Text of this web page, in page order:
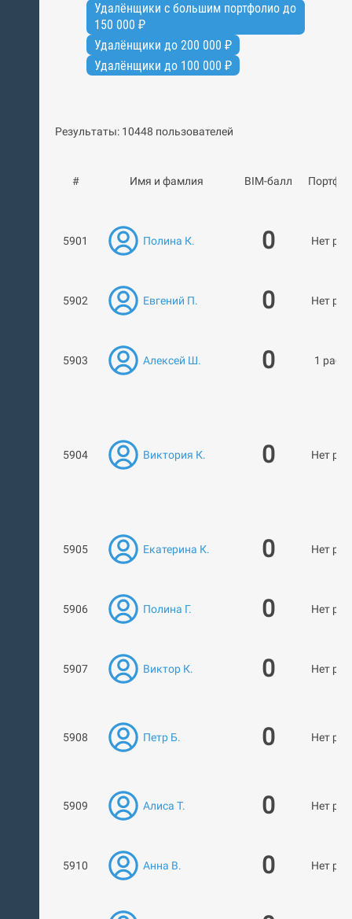
Удалёнщики с большим портфолио до
150 000 ₽
Удалёнщики до 200 000 ₽
Удалёнщики до 100 000 ₽
Результаты: 10448 пользователей
# Имя и фамлия BIM-балл
5901 Полина К. 0 Нет
5902 Евгений П. 0 Нет
5903 Алексей Ш. 0 1
5904 Виктория К. 0 Нет
5905 Екатерина К. 0 Нет
5906 Полина Г. 0 Нет
5907 Виктор К. 0 Нет
5908 Петр Б. 0 Нет
5909 Алиса Т. 0 Нет
5910 Анна В. 0 Нет